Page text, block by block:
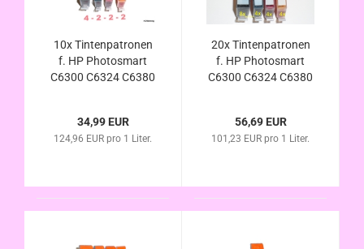
10x Tintenpatronen
f. HP Photosmart
C6300 C6324 C6380
D7560 kompatibel zu
HP364XL mit Chip
34,99 EUR
124,96 EUR pro 1 Liter.
20x Tintenpatronen
f. HP Photosmart
C6300 C6324 C6380
D7560 kompatibel zu
HP364XL mit Chip
56,69 EUR
101,23 EUR pro 1 Liter.